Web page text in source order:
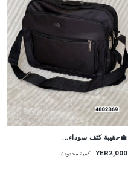
💼حقيبة كتف سوداء...
YER2,000 كمية محدودة